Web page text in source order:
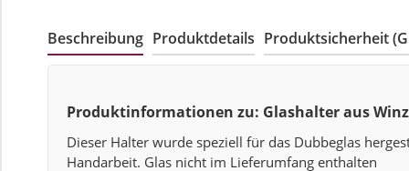
Beschreibung Produktdetails Produktsicherheit
Produktinformationen zu: Glashalter aus
Dieser Halter wurde speziell für das Dubbeglas
Handarbeit. Glas nicht im Lieferumfang enthalten